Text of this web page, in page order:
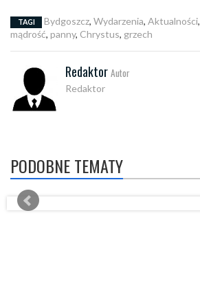
TAGI Bydgoszcz, Wydarzenia, Aktualności,
mądrość, panny, Chrystus, grzech
Redaktor Autor
Redaktor
PODOBNE TEMATY